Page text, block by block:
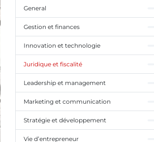
General
Gestion et finances
Innovation et technologie
Juridique et fiscalité
Leadership et management
Marketing et communication
Stratégie et développement
Vie d’entrepreneur